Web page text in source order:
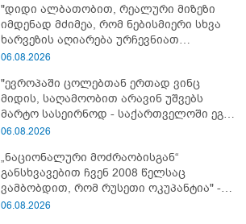
ირაკლი კობახიძე
"დიდი ალბათობით, რეალური მიზეზი
იმდენად მძიმეა, რომ ნებისმიერი სხვა
ხარვეზის აღიარება ურჩევნიათ
ნამდვილი მიზეზის გამოაშკარავებას" -
გათიშვაზე
06.08.2026
"ევროპაში ცოლებთან ერთად ვინც
მიდის, საღამოობით არავინ უშვებს
მარტო სასეირნოდ - საქართველოში ეგ
პრობლემა არ არის!" - ლევან
06.08.2026
„ნაციონალური მოძრაობისგან“
განსხვავებით ჩვენ 2008 წელსაც
ვამბობდით, რომ რუსეთი ოკუპანტია" -
ნინო წილოსანი
06.08.2026